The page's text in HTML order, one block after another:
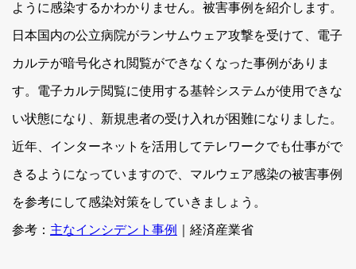
ように感染するかわかりません。被害事例を紹介します。
日本国内の公立病院がランサムウェア攻撃を受けて、電子
カルテが暗号化され閲覧ができなくなった事例がありま
す。電子カルテ閲覧に使用する基幹システムが使用できな
い状態になり、新規患者の受け入れが困難になりました。
近年、インターネットを活用してテレワークでも仕事がで
きるようになっていますので、マルウェア感染の被害事例
を参考にして感染対策をしていきましょう。
参考： 主なインシデント事例 ｜経済産業省